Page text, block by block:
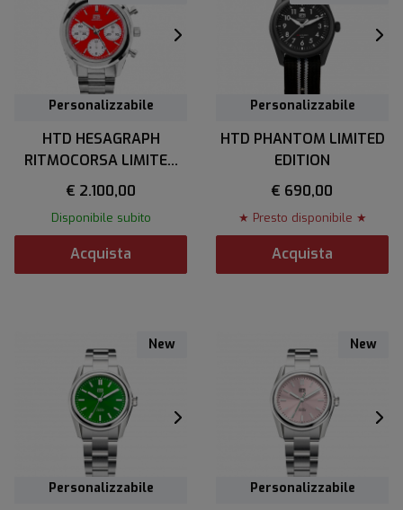
Personalizzabile
HTD HESAGRAPH
RITMOCORSA LIMITED
EDITION
€ 2.100,00
Disponibile subito
Acquista
Personalizzabile
HTD PHANTOM LIMITED
EDITION
€ 690,00
★ Presto disponibile ★
Acquista
Personalizzabile
New
Personalizzabile
New